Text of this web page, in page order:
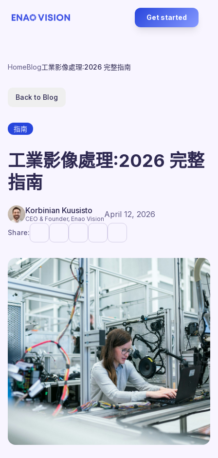
Get started
HomeBlog工業影像處理:2026 完整指南
Back to Blog
指南
工業影像處理:2026 完整
指南
Korbinian Kuusisto
CEO & Founder, Enao VisionApril 12, 2026
Share: